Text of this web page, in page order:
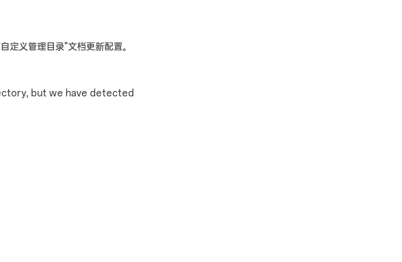
义管理目录"文档更新配置。
but we have detected